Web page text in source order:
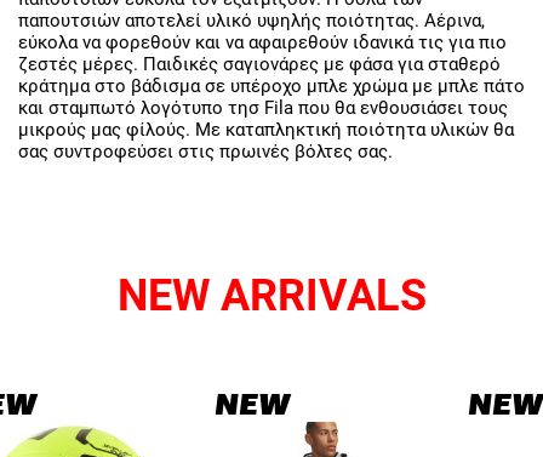
παπουτσιών αποτελεί υλικό υψηλής ποιότητας. Αέρινα,
εύκολα να φορεθούν και να αφαιρεθούν ιδανικά τις για πιο
ζεστές μέρες. Παιδικές σαγιονάρες με φάσα για σταθερό
κράτημα στο βάδισμα σε υπέροχο μπλε χρώμα με μπλε πάτο
και σταμπωτό λογότυπο τησ Fila που θα ενθουσιάσει τoυς
μικρούς μας φίλούς. Με καταπληκτική ποιότητα υλικών θα
σας συντροφεύσει στις πρωινές βόλτες σας.
NEW ARRIVALS
NEW NEW